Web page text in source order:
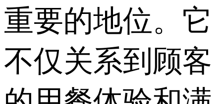
重要的地位。它
不仅关系到顾客